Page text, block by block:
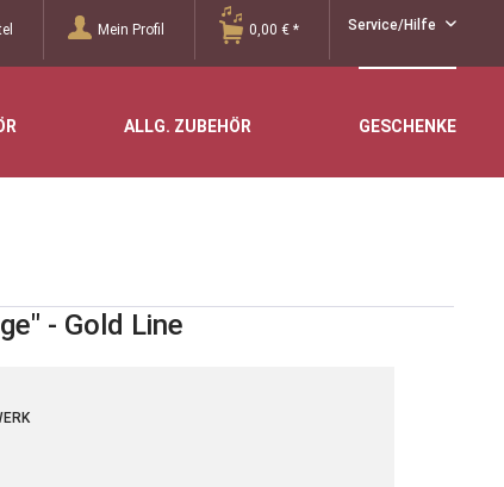
Service/Hilfe
Mein Profil 0,00 € *
ALLG. ZUBEHÖR GESCHENKE
- Gold Line